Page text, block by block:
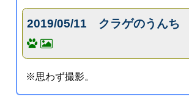
2019/05/11 クラゲのうんち
※思わず撮影。